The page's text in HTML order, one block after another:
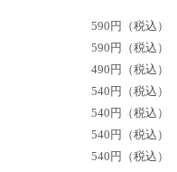
590円（税込）
590円（税込）
490円（税込）
540円（税込）
540円（税込）
540円（税込）
540円（税込）